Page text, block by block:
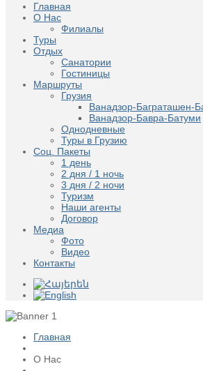
Главная
О Нас
Филиалы
Туры
Отдых
Санатории
Гостиницы
Маршруты
Грузия
Ванадзор-Баграташен-
Ванадзор-Бавра-Батуми
Однодневные
Туры в Грузию
Соц. Пакеты
1 день
2 дня / 1 ночь
3 дня / 2 ночи
Туризм
Наши агенты
Договор
Медиа
Фото
Видео
Контакты
Главная
О Нас